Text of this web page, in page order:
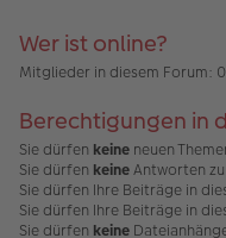
tr
a
g
v
o
n
1
Wer ist online?
Mitglieder in diesem Forum:
Berechtigungen in
Sie dürfen keine neuen
Sie dürfen keineAntworten
Sie dürfen Ihre Beiträge in
Sie dürfen Ihre Beiträge in
Sie dürfen keine